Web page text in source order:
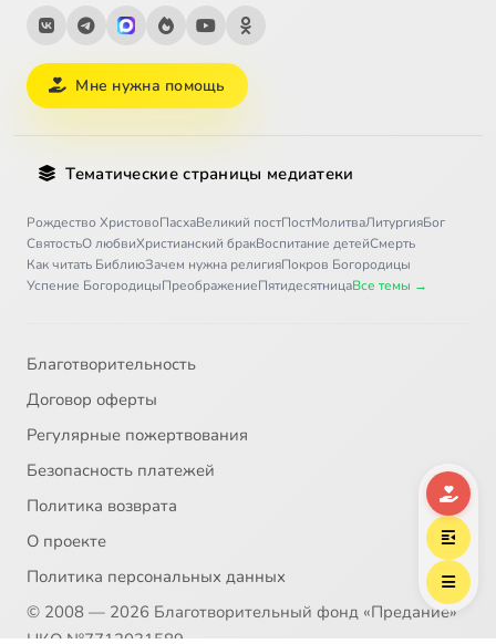
Мне нужна помощь
Тематические страницы медиатеки
Рождество ХристовоПасхаВеликий постПостМолитваЛитургияБог
СвятостьО любвиХристианский бракВоспитание детейСмерть
Как читать БиблиюЗачем нужна религияПокров Богородицы
Успение БогородицыПреображениеПятидесятницаВсе темы →
Благотворительность
Договор оферты
Регулярные пожертвования
Безопасность платежей
Политика возврата
О проекте
Политика персональных данных
© 2008 — 2026 Благотворительный фонд «Предание»
НКО №7712031589